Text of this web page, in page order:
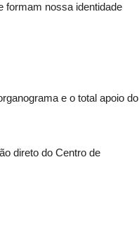
formam nossa identidade
e o total apoio do
direto do Centro de